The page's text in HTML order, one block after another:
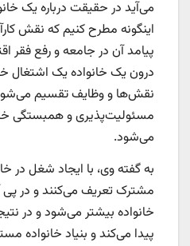
می‌آید در حقیقت درباره یک
اینگونه مطرح کنیم که نقش
پیامد آن در جامعه و رفع فقر
درون یک خانواده یک اشتغال
نقش‌ها و وظایف تقسیم
مسئولیت‌پذیری و همبستگی
می‌شود.
به گفته وی، با ایجاد شغل در
مشترک تعریف می‌کنند و در پی
خانواده بیشتر می‌شود و در
پیدا می‌کند و بنیاد خانواده